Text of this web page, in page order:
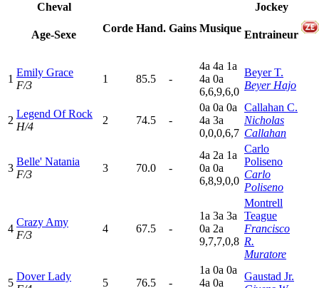
Cheval
Age-Sexe
Corde Hand. Gains Musique
Jockey
Entraineur
1
Emily Grace
F/3
1 85.5 -
4a 4a 1a
4a 0a
6,6,9,6,0
Beyer T.
Beyer Hajo
2
Legend Of Rock
H/4
2 74.5 -
0a 0a 0a
4a 3a
0,0,0,6,7
Callahan C.
Nicholas
Callahan
3
Belle' Natania
F/3
3 70.0 -
4a 2a 1a
0a 0a
6,8,9,0,0
Carlo
Poliseno
Carlo
Poliseno
4
Crazy Amy
F/3
4 67.5 -
1a 3a 3a
0a 2a
9,7,7,0,8
Montrell
Teague
Francisco
R.
Muratore
5
Dover Lady
5 76.5 -
1a 0a 0a
4a 0a
Gaustad Jr.